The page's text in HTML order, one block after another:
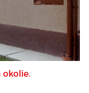
okolie.